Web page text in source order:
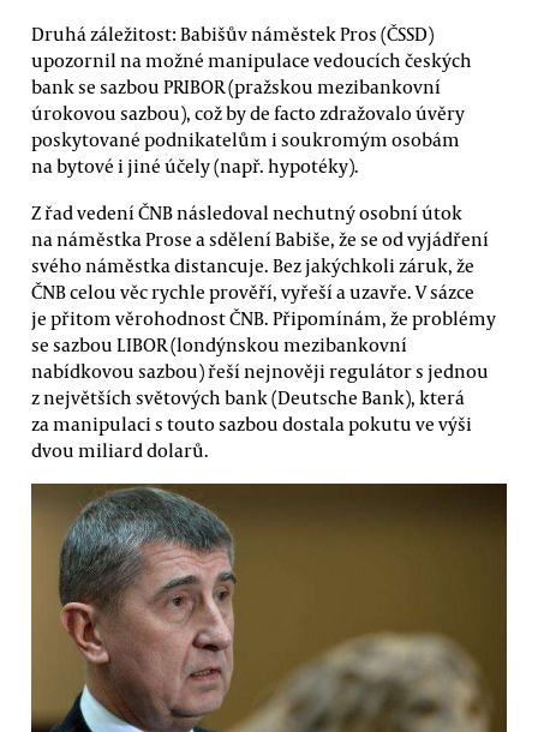
Druhá záležitost: Babišův náměstek Pros (ČSSD)
upozornil na možné manipulace vedoucích českých
bank se sazbou PRIBOR (pražskou mezibankovní
úrokovou sazbou), což by de facto zdražovalo úvěry
poskytované podnikatelům i soukromým osobám
na bytové i jiné účely (např. hypotéky).
Z řad vedení ČNB následoval nechutný osobní útok
na náměstka Prose a sdělení Babiše, že se od vyjádření
svého náměstka distancuje. Bez jakýchkoli záruk, že
ČNB celou věc rychle prověří, vyřeší a uzavře. V sázce
je přitom věrohodnost ČNB. Připomínám, že problémy
se sazbou LIBOR (londýnskou mezibankovní
nabídkovou sazbou) řeší nejnověji regulátor s jednou
z největších světových bank (Deutsche Bank), která
za manipulaci s touto sazbou dostala pokutu ve výši
dvou miliard dolarů.